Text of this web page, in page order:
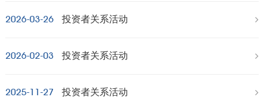
2026-03-26 投资者关系活动
2026-02-03 投资者关系活动
2025-11-27 投资者关系活动